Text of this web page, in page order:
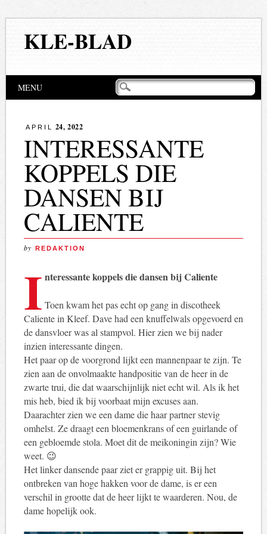
KLE-BLAD
Hoofdmenu
MENU
APRIL 24, 2022
INTERESSANTE
KOPPELS DIE
DANSEN BIJ
CALIENTE
by REDAKTION
I nteressante koppels die dansen bij Caliente
Toen kwam het pas echt op gang in discotheek
Caliente in Kleef. Dave had een knuffelwals opgevoerd en
de dansvloer was al stampvol. Hier zien we bij nader
inzien interessante dingen.
Het paar op de voorgrond lijkt een mannenpaar te zijn. Te
zien aan de onvolmaakte handpositie van de heer in de
zwarte trui, die dat waarschijnlijk niet echt wil. Als ik het
mis heb, bied ik bij voorbaat mijn excuses aan.
Daarachter zien we een dame die haar partner stevig
omhelst. Ze draagt ​​een bloemenkrans of een guirlande of
een gebloemde stola. Moet dit de meikoningin zijn? Wie
weet. 😉
Het linker dansende paar ziet er grappig uit. Bij het
ontbreken van hoge hakken voor de dame, is er een
verschil in grootte dat de heer lijkt te waarderen. Nou, de
dame hopelijk ook.